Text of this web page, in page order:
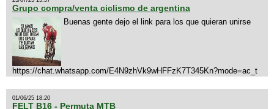
Grupo compra/venta ciclismo de argentina
Buenas gente dejo el link para los que quieran unirse
https://chat.whatsapp.com/E4N9zhVk9wHFFzK7T345Kn?mode=ac_t
01/06/25 18:20
FELT B16 - Permuta MTB